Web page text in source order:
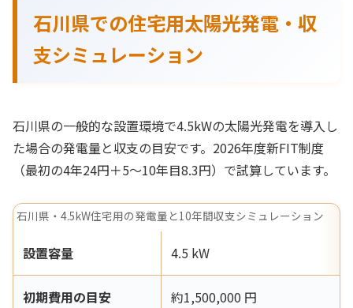
石川県での住宅用太陽光発電・収
支シミュレーション
石川県の一般的な設置環境で4.5kWの太陽光発電を導入し
た場合の発電量と収支の目安です。2026年度新FIT制度
（最初の4年24円＋5〜10年目8.3円）で試算しています。
石川県・4.5kW住宅用の発電量と10年間収支シミュレーション
設置容量 4.5 kW
初期費用の目安 約1,500,000 円